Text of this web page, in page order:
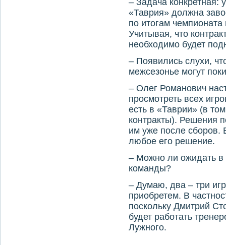
– Задача конкретная:
«Таврия» должна
по итогам
Учитывая, что
необходимо будет
– Появились слухи,
межсезонье могут
– Олег Романович
просмотреть всех
есть в «Таврии» (в
контракты). Решения
им уже после
любое его решение.
– Можно ли ожидать в
команды?
– Думаю, два – три
приобретем. В
поскольку Дмитрий
будет работать
Лужного.